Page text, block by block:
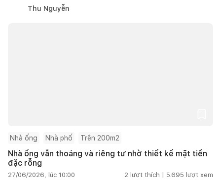
Thu Nguyễn
Nhà ống Nhà phố Trên 200m2
Nhà ống vẫn thoáng và riêng tư nhờ thiết kế mặt tiền
đặc rỗng
27/06/2026, lúc 10:00 2 lượt thích | 5.695 lượt xem